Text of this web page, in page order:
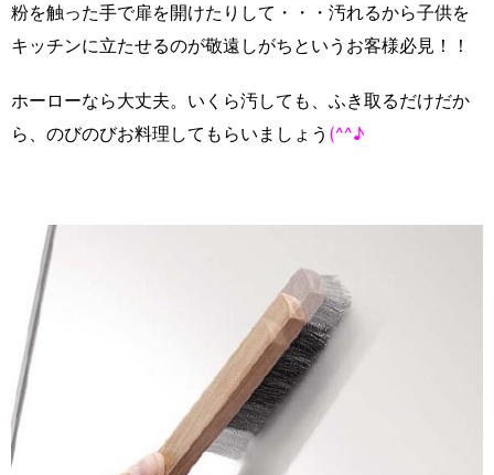
粉を触った手で扉を開けたりして・・・汚れるから子供を
キッチンに立たせるのが敬遠しがちというお客様必見！！
ホーローなら大丈夫。いくら汚しても、ふき取るだけだか
ら、のびのびお料理してもらいましょう (^^♪